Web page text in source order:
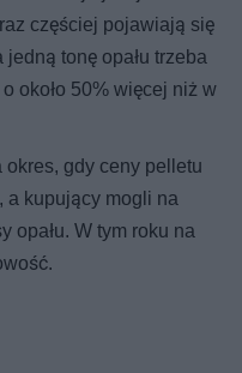
częściej pojawiają się
tonę opału trzeba
około 50% więcej niż w
okres, gdy ceny pelletu
a kupujący mogli na
opału. W tym roku na